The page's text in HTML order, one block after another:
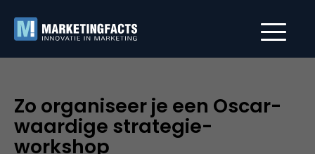
Zo organiseer je een Oscar-
waardige strategie-
workshop